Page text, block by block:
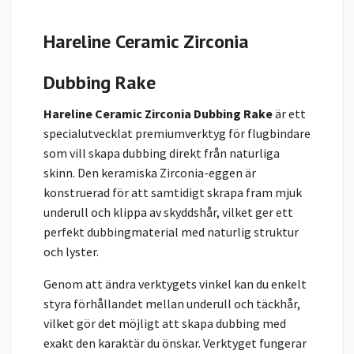
Hareline Ceramic Zirconia
Dubbing Rake
Hareline Ceramic Zirconia Dubbing Rakeär ett
specialutvecklat premiumverktyg för flugbindare
som vill skapa dubbing direkt från naturliga
skinn. Den keramiska Zirconia-eggen är
konstruerad för att samtidigt skrapa fram mjuk
underull och klippa av skyddshår, vilket ger ett
perfekt dubbingmaterial med naturlig struktur
och lyster.
Genom att ändra verktygets vinkel kan du enkelt
styra förhållandet mellan underull och täckhår,
vilket gör det möjligt att skapa dubbing med
exakt den karaktär du önskar. Verktyget fungerar